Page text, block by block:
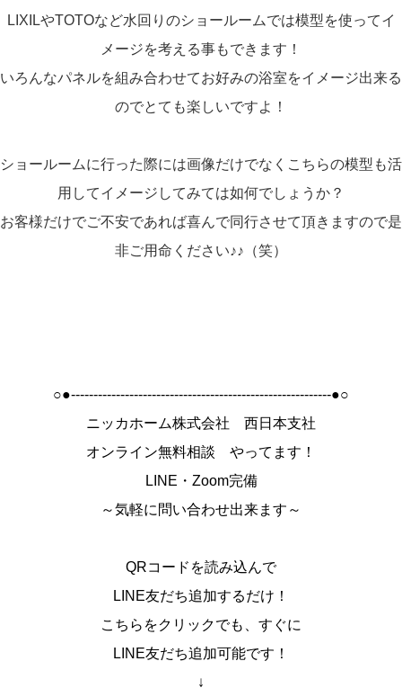
LIXILやTOTOなど水回りのショールームでは模型を使ってイ
メージを考える事もできます！
いろんなパネルを組み合わせてお好みの浴室をイメージ出来る
のでとても楽しいですよ！
ショールームに行った際には画像だけでなくこちらの模型も活
用してイメージしてみては如何でしょうか？
お客様だけでご不安であれば喜んで同行させて頂きますので是
非ご用命ください♪♪（笑）
○●----------------------------------------------------------●○
ニッカホーム株式会社 西日本支社
オンライン無料相談 やってます！
LINE・Zoom完備
～気軽に問い合わせ出来ます～
QRコードを読み込んで
LINE友だち追加するだけ！
こちらをクリックでも、すぐに
LINE友だち追加可能です！
↓